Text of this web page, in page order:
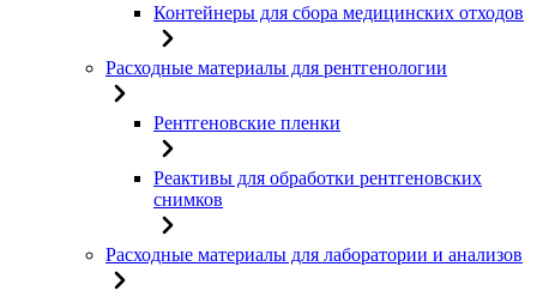
Контейнеры для сбора медицинских отходов
Расходные материалы для рентгенологии
Рентгеновские пленки
Реактивы для обработки рентгеновских
снимков
Расходные материалы для лаборатории и анализов